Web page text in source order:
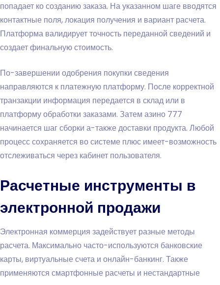
попадает ко созданию заказа. На указанном шаге вводятся
контактные поля, локация получения и вариант расчета.
Платформа валидирует точность переданной сведений и
создает финальную стоимость.
По-завершении одобрения покупки сведения
направляются к платежную платформу. После корректной
транзакции информация передается в склад или в
платформу обработки заказами. Затем азино 777
начинается шаг сборки а-также доставки продукта. Любой
процесс сохраняется во системе плюс имеет-возможность
отслеживаться через кабинет пользователя.
Расчетные инструменты в
электронной продажи
Электронная коммерция задействует разные методы
расчета. Максимально часто-используются банковские
карты, виртуальные счета и онлайн-банкинг. Также
применяются смартфонные расчеты и нестандартные